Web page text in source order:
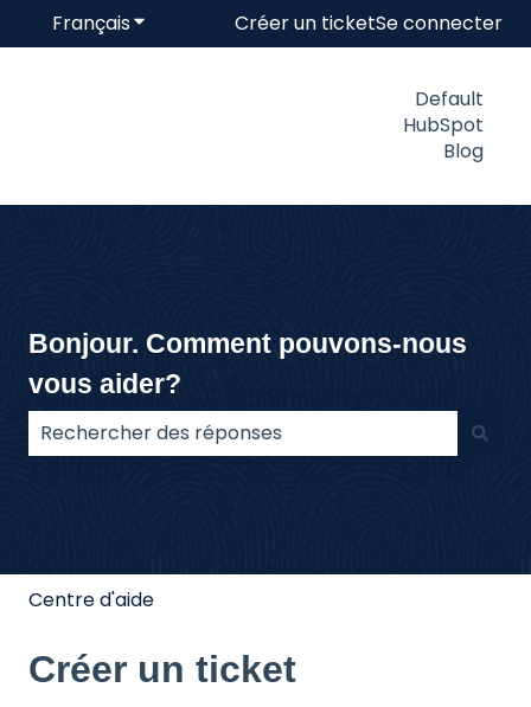
FrançaisAfficher le sous-menu pour les traductions
Créer un ticketSe connecter
Default
HubSpot
Blog
Bonjour. Comment pouvons-nous
vous aider?
Centre d'aide
Créer un ticket